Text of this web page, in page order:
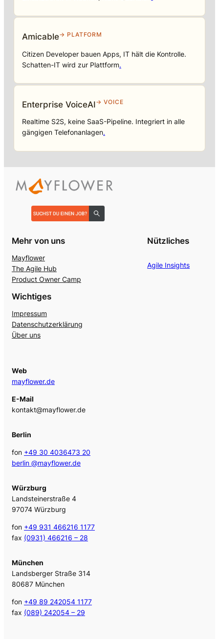
Amicable→ PLATFORM
Citizen Developer bauen Apps, IT hält die Kontrolle.
Schatten-IT wird zur Plattform.
Enterprise VoiceAI→ VOICE
Realtime S2S, keine SaaS-Pipeline. Integriert in alle
gängigen Telefonanlagen.
Mehr von uns
Mayflower
The Agile Hub
Product Owner Camp
Nützliches
Agile Insights
Wichtiges
Impressum
Datenschutzerklärung
Über uns
Web
mayflower.de
E-Mail
kontakt@mayflower.de
Berlin
fon +49 30 4036473 20
berlin @mayflower.de
Würzburg
Landsteinerstraße 4
97074 Würzburg
fon +49 931 466216 1177
fax (0931) 466216 – 28
München
Landsberger Straße 314
80687 München
fon +49 89 242054 1177
fax (089) 242054 – 29